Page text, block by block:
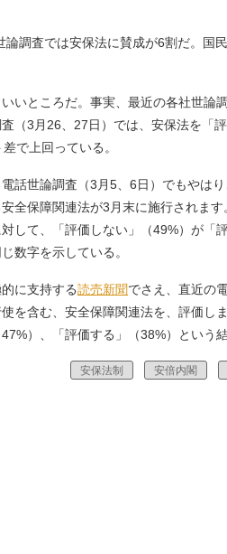
調査では安保法に賛成が6割だ。国
いところだ。事実、最近の各社世論
（3月26、27日）では、安保法を「
で上回っている。
話世論調査（3月5、6日）でもやはり
全保障関連法が3月末に施行されま
して、「評価しない」（49%）が「
数字を示している。
に支持する読売新聞でさえ、直近の
を含む、安全保障関連法を、評価し
）、「評価する」（38%）という
安保法制 安倍内閣